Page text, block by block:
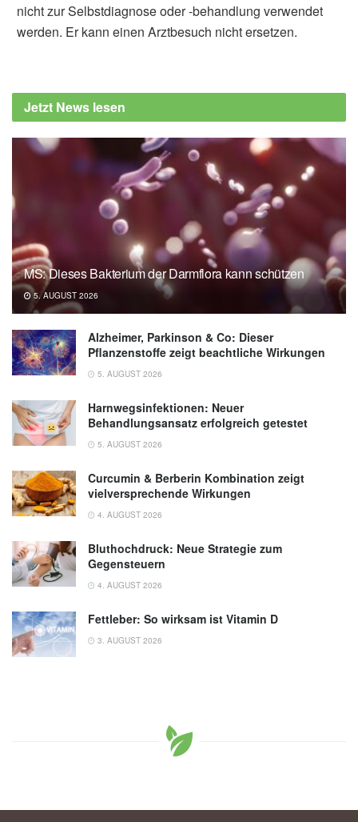
nicht zur Selbstdiagnose oder -behandlung verwendet
werden. Er kann einen Arztbesuch nicht ersetzen.
Jetzt News lesen
MS: Dieses Bakterium der Darmflora kann schützen
5. AUGUST 2026
Alzheimer, Parkinson & Co: Dieser
Pflanzenstoffe zeigt beachtliche Wirkungen
5. AUGUST 2026
Harnwegsinfektionen: Neuer
Behandlungsansatz erfolgreich getestet
5. AUGUST 2026
Curcumin & Berberin Kombination zeigt
vielversprechende Wirkungen
4. AUGUST 2026
Bluthochdruck: Neue Strategie zum
Gegensteuern
4. AUGUST 2026
Fettleber: So wirksam ist Vitamin D
3. AUGUST 2026